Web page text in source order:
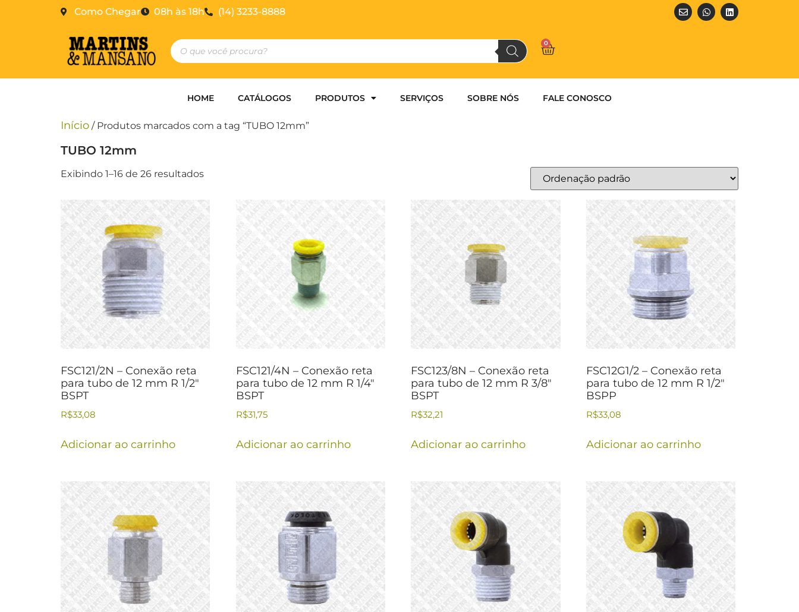
Como Chegar 08h às 18h (14) 3233-8888
0
HOME CATÁLOGOS PRODUTOS SERVIÇOS SOBRE NÓS FALE CONOSCO
Início / Produtos marcados com a tag “TUBO 12mm”
TUBO 12mm
Exibindo 1–16 de 26 resultados
FSC121/2N – Conexão reta
para tubo de 12 mm R 1/2″
BSPT
R$33,08
Adicionar ao carrinho
FSC121/4N – Conexão reta
para tubo de 12 mm R 1/4″
BSPT
R$31,75
Adicionar ao carrinho
FSC123/8N – Conexão reta
para tubo de 12 mm R 3/8″
BSPT
R$32,21
Adicionar ao carrinho
FSC12G1/2 – Conexão reta
para tubo de 12 mm R 1/2″
BSPP
R$33,08
Adicionar ao carrinho